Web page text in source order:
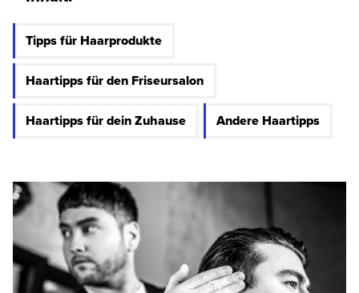
Tipps für Haarprodukte
Haartipps für den Friseursalon
Haartipps für dein Zuhause Andere Haartipps